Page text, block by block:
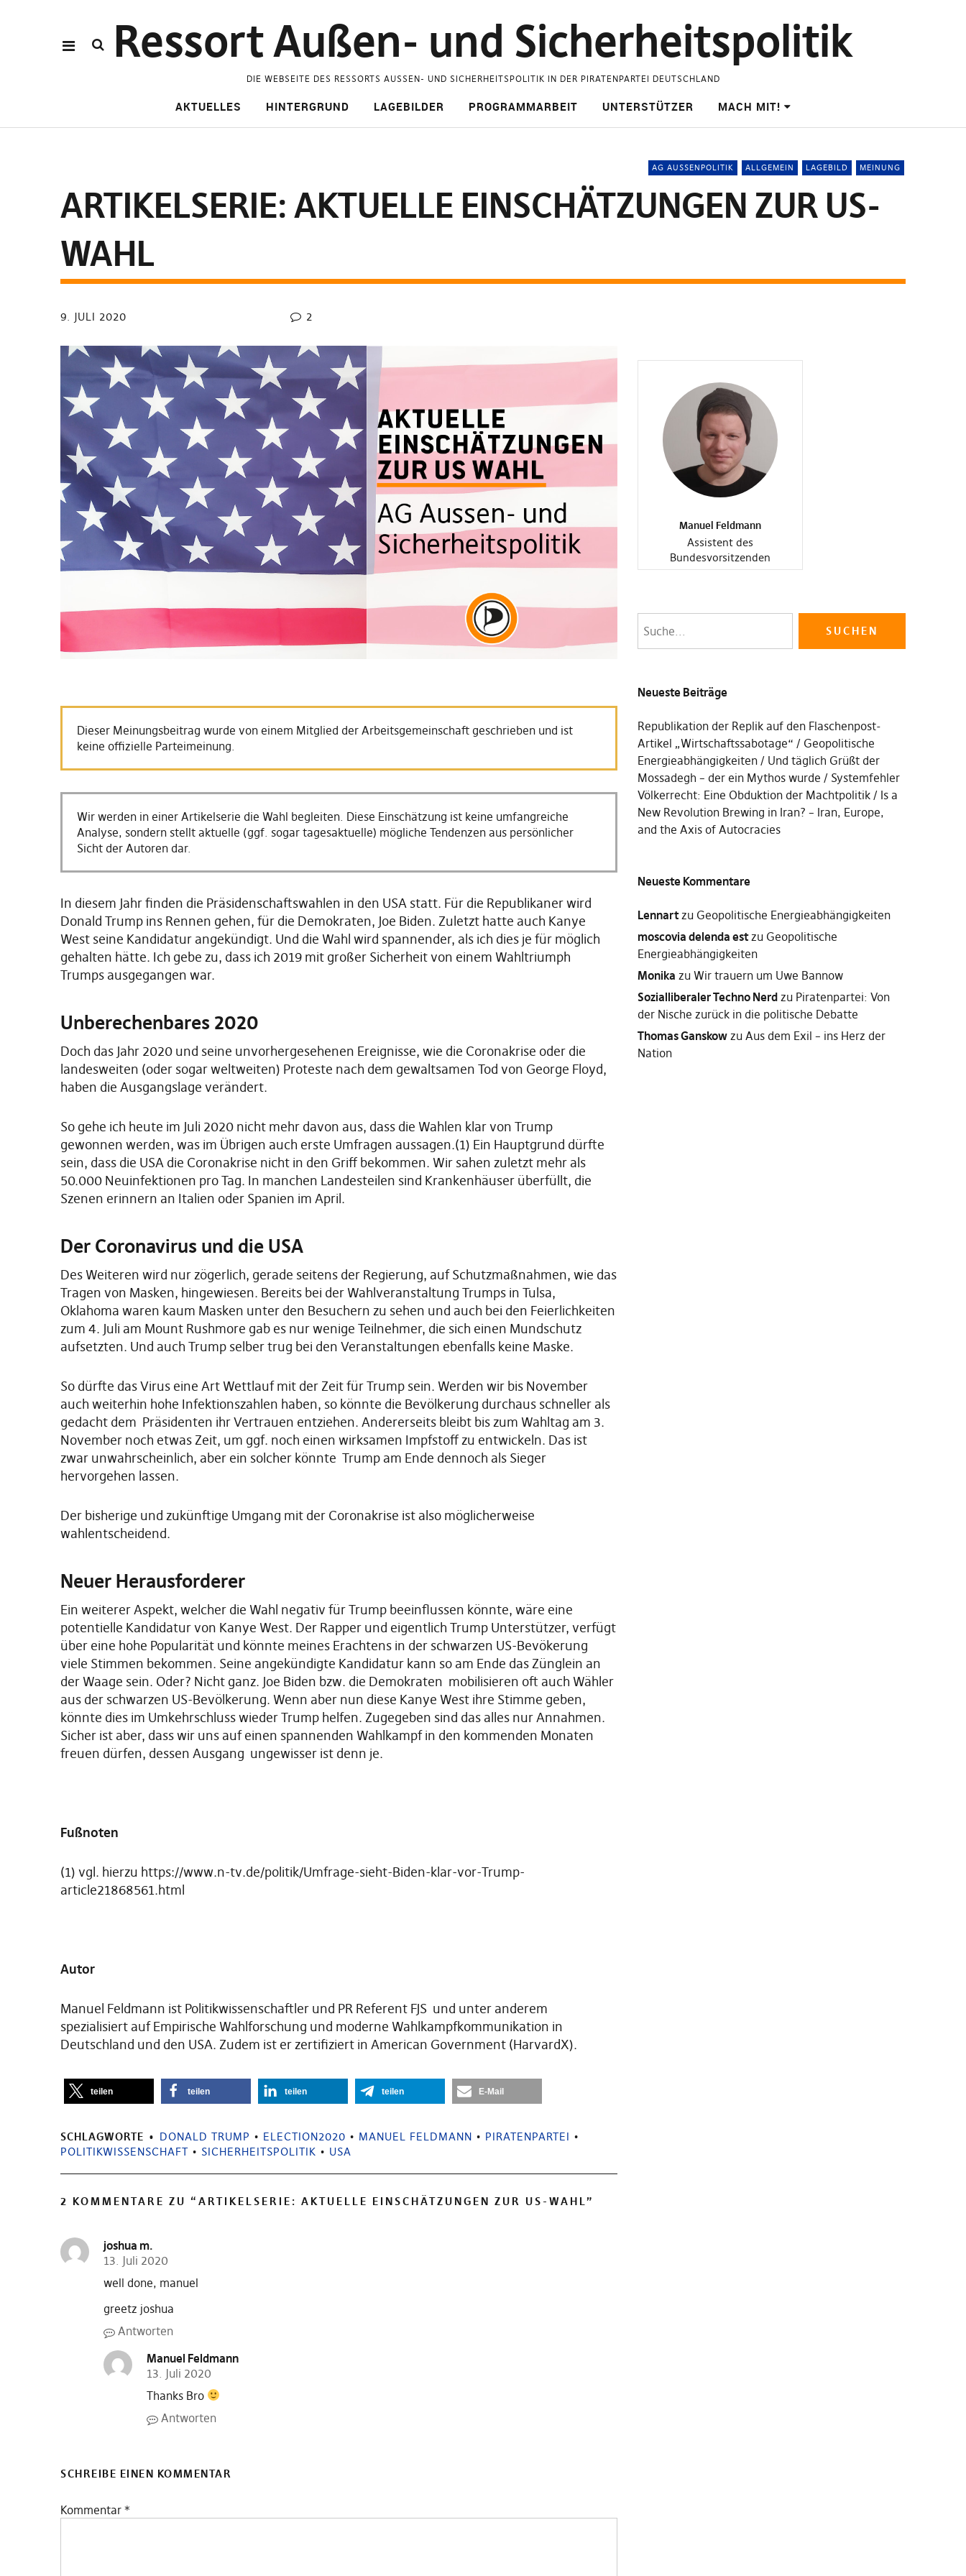
Ressort Außen- und Sicherheitspolitik
DIE WEBSEITE DES RESSORTS AUSSEN- UND SICHERHEITSPOLITIK IN DER PIRATENPARTEI DEUTSCHLAND
AKTUELLES HINTERGRUND LAGEBILDER PROGRAMMARBEIT UNTERSTÜTZER MACH MIT!
AG AUSSENPOLITIK ALLGEMEIN LAGEBILD MEINUNG
ARTIKELSERIE: AKTUELLE EINSCHÄTZUNGEN ZUR US-
WAHL
9. JULI 2020 2
Dieser Meinungsbeitrag wurde von einem Mitglied der Arbeitsgemeinschaft geschrieben und ist
keine offizielle Parteimeinung.
Wir werden in einer Artikelserie die Wahl begleiten. Diese Einschätzung ist keine umfangreiche
Analyse, sondern stellt aktuelle (ggf. sogar tagesaktuelle) mögliche Tendenzen aus persönlicher
Sicht der Autoren dar.
In diesem Jahr finden die Präsidenschaftswahlen in den USA statt. Für die Republikaner wird
Donald Trump ins Rennen gehen, für die Demokraten, Joe Biden. Zuletzt hatte auch Kanye
West seine Kandidatur angekündigt. Und die Wahl wird spannender, als ich dies je für möglich
gehalten hätte. Ich gebe zu, dass ich 2019 mit großer Sicherheit von einem Wahltriumph
Trumps ausgegangen war.
Unberechenbares 2020
Doch das Jahr 2020 und seine unvorhergesehenen Ereignisse, wie die Coronakrise oder die
landesweiten (oder sogar weltweiten) Proteste nach dem gewaltsamen Tod von George Floyd,
haben die Ausgangslage verändert.
So gehe ich heute im Juli 2020 nicht mehr davon aus, dass die Wahlen klar von Trump
gewonnen werden, was im Übrigen auch erste Umfragen aussagen.(1) Ein Hauptgrund dürfte
sein, dass die USA die Coronakrise nicht in den Griff bekommen. Wir sahen zuletzt mehr als
50.000 Neuinfektionen pro Tag. In manchen Landesteilen sind Krankenhäuser überfüllt, die
Szenen erinnern an Italien oder Spanien im April.
Der Coronavirus und die USA
Des Weiteren wird nur zögerlich, gerade seitens der Regierung, auf Schutzmaßnahmen, wie das
Tragen von Masken, hingewiesen. Bereits bei der Wahlveranstaltung Trumps in Tulsa,
Oklahoma waren kaum Masken unter den Besuchern zu sehen und auch bei den Feierlichkeiten
zum 4. Juli am Mount Rushmore gab es nur wenige Teilnehmer, die sich einen Mundschutz
aufsetzten. Und auch Trump selber trug bei den Veranstaltungen ebenfalls keine Maske.
So dürfte das Virus eine Art Wettlauf mit der Zeit für Trump sein. Werden wir bis November
auch weiterhin hohe Infektionszahlen haben, so könnte die Bevölkerung durchaus schneller als
gedacht dem Präsidenten ihr Vertrauen entziehen. Andererseits bleibt bis zum Wahltag am 3.
November noch etwas Zeit, um ggf. noch einen wirksamen Impfstoff zu entwickeln. Das ist
zwar unwahrscheinlich, aber ein solcher könnte Trump am Ende dennoch als Sieger
hervorgehen lassen.
Der bisherige und zukünftige Umgang mit der Coronakrise ist also möglicherweise
wahlentscheidend.
Neuer Herausforderer
Ein weiterer Aspekt, welcher die Wahl negativ für Trump beeinflussen könnte, wäre eine
potentielle Kandidatur von Kanye West. Der Rapper und eigentlich Trump Unterstützer, verfügt
über eine hohe Popularität und könnte meines Erachtens in der schwarzen US-Bevökerung
viele Stimmen bekommen. Seine angekündigte Kandidatur kann so am Ende das Zünglein an
der Waage sein. Oder? Nicht ganz. Joe Biden bzw. die Demokraten mobilisieren oft auch Wähler
aus der schwarzen US-Bevölkerung. Wenn aber nun diese Kanye West ihre Stimme geben,
könnte dies im Umkehrschluss wieder Trump helfen. Zugegeben sind das alles nur Annahmen.
Sicher ist aber, dass wir uns auf einen spannenden Wahlkampf in den kommenden Monaten
freuen dürfen, dessen Ausgang ungewisser ist denn je.
Fußnoten
(1) vgl. hierzu https://www.n-tv.de/politik/Umfrage-sieht-Biden-klar-vor-Trump-
article21868561.html
Autor
Manuel Feldmann ist Politikwissenschaftler und PR Referent FJS und unter anderem
spezialisiert auf Empirische Wahlforschung und moderne Wahlkampfkommunikation in
Deutschland und den USA. Zudem ist er zertifiziert in American Government (HarvardX).
teilen teilen teilen teilen E-Mail
SCHLAGWORTE DONALD TRUMP • ELECTION2020 • MANUEL FELDMANN • PIRATENPARTEI •
POLITIKWISSENSCHAFT • SICHERHEITSPOLITIK • USA
2 KOMMENTARE ZU “ ARTIKELSERIE: AKTUELLE EINSCHÄTZUNGEN ZUR US-WAHL ”
joshua m.
13. Juli 2020
well done, manuel
greetz joshua
Antworten
Manuel Feldmann
13. Juli 2020
Thanks Bro
Antworten
SCHREIBE EINEN KOMMENTAR
Kommentar *
Manuel Feldmann
Assistent des
Bundesvorsitzenden
Neueste Beiträge
Republikation der Replik auf den Flaschenpost-
Artikel „Wirtschaftssabotage“
Geopolitische
Energieabhängigkeiten
Und täglich Grüßt der
Mossadegh – der ein Mythos wurde
Systemfehler
Völkerrecht: Eine Obduktion der Machtpolitik
Is a
New Revolution Brewing in Iran? – Iran, Europe,
and the Axis of Autocracies
Neueste Kommentare
Lennartzu Geopolitische Energieabhängigkeiten
moscovia delenda estzu Geopolitische
Energieabhängigkeiten
Monika zu Wir trauern um Uwe Bannow
Sozialliberaler Techno Nerdzu Piratenpartei: Von
der Nische zurück in die politische Debatte
Thomas Ganskowzu Aus dem Exil – ins Herz der
Nation